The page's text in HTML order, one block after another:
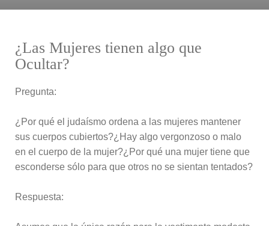
¿Las Mujeres tienen algo que
Ocultar?
Pregunta:
¿Por qué el judaísmo ordena a las mujeres mantener
sus cuerpos cubiertos?¿Hay algo vergonzoso o malo
en el cuerpo de la mujer?¿Por qué una mujer tiene que
esconderse sólo para que otros no se sientan tentados?
Respuesta: